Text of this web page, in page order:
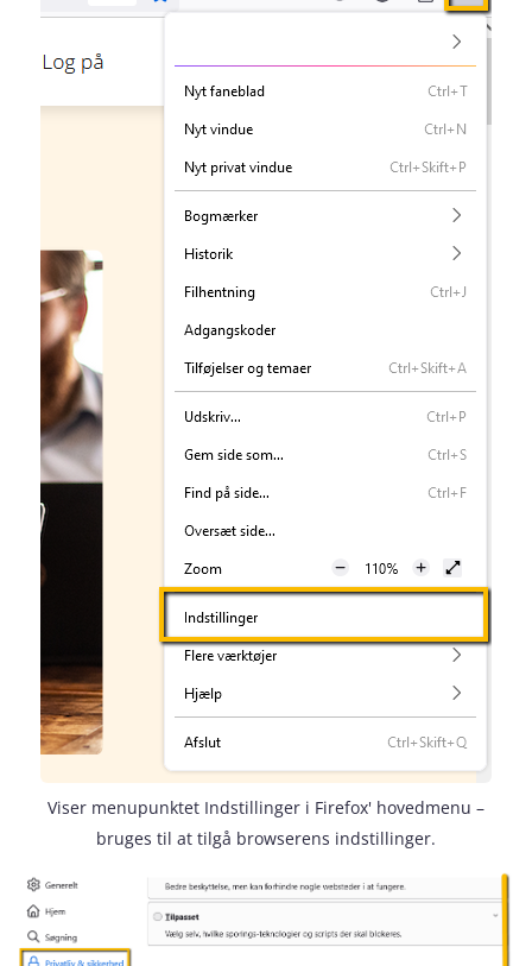
Viser menupunktet Indstillinger i Firefox' hovedmenu –
bruges til at tilgå browserens indstillinger.